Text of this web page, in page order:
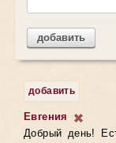
добавить
добавить
Евгения
Добрый день!